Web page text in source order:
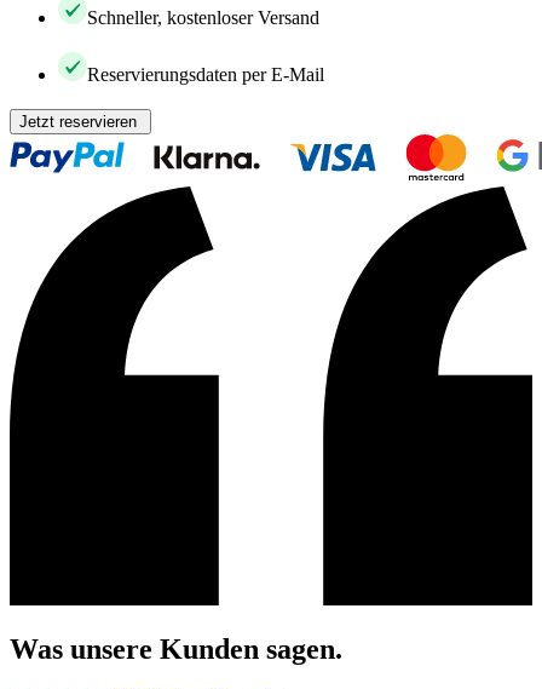
Schneller, kostenloser Versand
Reservierungsdaten per E-Mail
Jetzt reservieren
Was unsere Kunden sagen.